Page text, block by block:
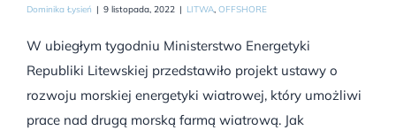
Dominika Łysień | 9 listopada, 2022 | LITWA, OFFSHORE
W ubiegłym tygodniu Ministerstwo Energetyki
Republiki Litewskiej przedstawiło projekt ustawy o
rozwoju morskiej energetyki wiatrowej, który umożliwi
prace nad drugą morską farmą wiatrową. Jak